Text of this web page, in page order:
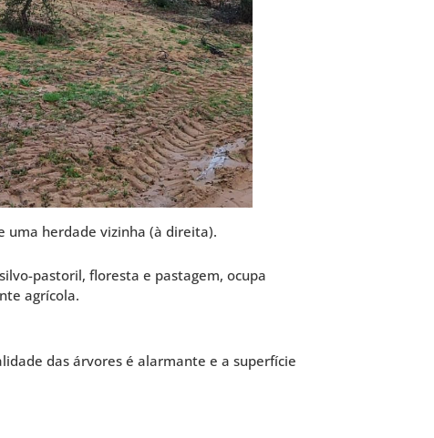
uma herdade vizinha (à direita).
pastoril, floresta e pastagem, ocupa
agrícola.
das árvores é alarmante e a superfície